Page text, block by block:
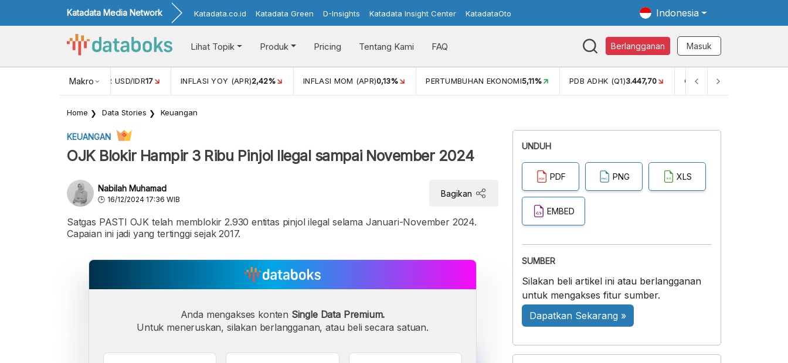
Katadata Media Network Katadata.co.id Katadata Green D-Insights Katadata Insight Center KatadataOto Indonesia
Lihat Topik Produk Pricing Tentang Kami FAQ Berlangganan Masuk
Makro
NILAI TUKAR USD/IDR17 INFLASI YOY (APR)2,42% INFLASI MOM (APR)0,13% PERTUMBUHAN EKONOMI5,11% PDB ADHK (Q1)3.447,70 GINI RASIO (SEM2)
Home Data Stories Keuangan
KEUANGAN
OJK Blokir Hampir 3 Ribu Pinjol Ilegal sampai November 2024
Nabilah Muhamad
16/12/2024 17:36 WIB
Bagikan
Satgas PASTI OJK telah memblokir 2.930 entitas pinjol ilegal selama Januari-November 2024.
Capaian ini jadi yang tertinggi sejak 2017.
Anda mengakses konten Single Data Premium.
Untuk meneruskan, silakan berlangganan, atau beli secara satuan.
UNDUH
PDF PNG XLS
EMBED
SUMBER
Silakan beli artikel ini atau berlangganan
untuk mengakses fitur sumber.
Dapatkan Sekarang »